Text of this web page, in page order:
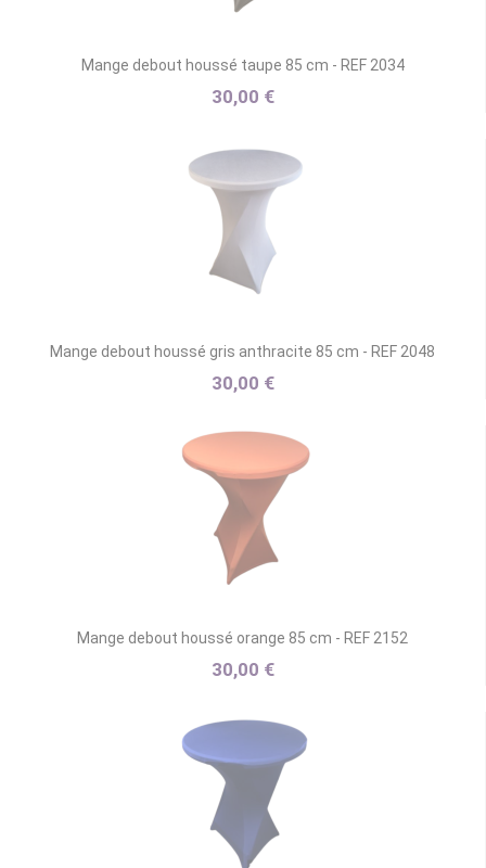
Mange debout houssé taupe 85 cm - REF 2034
30,00 €
Mange debout houssé gris anthracite 85 cm - REF 2048
30,00 €
Mange debout houssé orange 85 cm - REF 2152
30,00 €